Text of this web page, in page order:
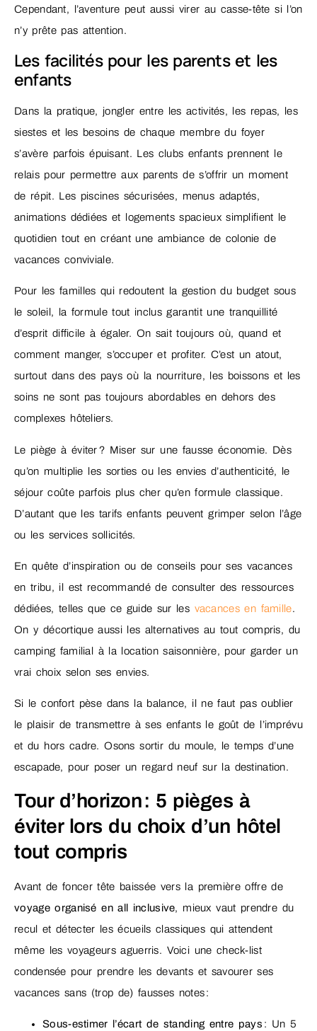
Cependant, l’aventure peut aussi virer au casse-tête si l’on
n’y prête pas attention.
Les facilités pour les parents et les
enfants
Dans la pratique, jongler entre les activités, les repas, les
siestes et les besoins de chaque membre du foyer
s’avère parfois épuisant. Les clubs enfants prennent le
relais pour permettre aux parents de s’offrir un moment
de répit. Les piscines sécurisées, menus adaptés,
animations dédiées et logements spacieux simplifient le
quotidien tout en créant une ambiance de colonie de
vacances conviviale.
Pour les familles qui redoutent la gestion du budget sous
le soleil, la formule tout inclus garantit une tranquillité
d’esprit difficile à égaler. On sait toujours où, quand et
comment manger, s’occuper et profiter. C’est un atout,
surtout dans des pays où la nourriture, les boissons et les
soins ne sont pas toujours abordables en dehors des
complexes hôteliers.
Le piège à éviter ? Miser sur une fausse économie. Dès
qu’on multiplie les sorties ou les envies d’authenticité, le
séjour coûte parfois plus cher qu’en formule classique.
D’autant que les tarifs enfants peuvent grimper selon l’âge
ou les services sollicités.
En quête d’inspiration ou de conseils pour ses vacances
en tribu, il est recommandé de consulter des ressources
dédiées, telles que ce guide sur les vacances en famille.
On y décortique aussi les alternatives au tout compris, du
camping familial à la location saisonnière, pour garder un
vrai choix selon ses envies.
Si le confort pèse dans la balance, il ne faut pas oublier
le plaisir de transmettre à ses enfants le goût de l’imprévu
et du hors cadre. Osons sortir du moule, le temps d’une
escapade, pour poser un regard neuf sur la destination.
Tour d’horizon : 5 pièges à
éviter lors du choix d’un hôtel
tout compris
Avant de foncer tête baissée vers la première offre de
voyage organisé en all inclusive, mieux vaut prendre du
recul et détecter les écueils classiques qui attendent
même les voyageurs aguerris. Voici une check-list
condensée pour prendre les devants et savourer ses
vacances sans (trop de) fausses notes :
Sous-estimer l’écart de standing entre pays : Un 5